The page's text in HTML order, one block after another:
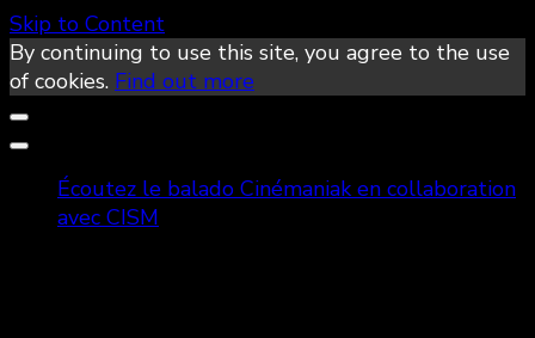
Skip to Content
By continuing to use this site, you agree to the use
of cookies. Find out more
Écoutez le balado Cinémaniak en collaboration
avec CISM